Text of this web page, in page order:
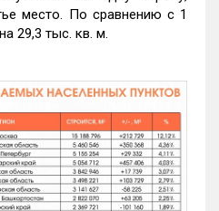
место. По сравнению с 1
29,3 тыс. кв. м.